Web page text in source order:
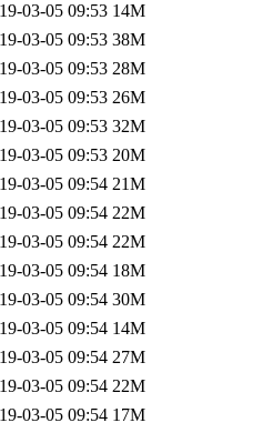
03-05 09:53 14M
03-05 09:53 38M
03-05 09:53 28M
03-05 09:53 26M
03-05 09:53 32M
03-05 09:53 20M
03-05 09:54 21M
03-05 09:54 22M
03-05 09:54 22M
03-05 09:54 18M
03-05 09:54 30M
03-05 09:54 14M
03-05 09:54 27M
03-05 09:54 22M
03-05 09:54 17M